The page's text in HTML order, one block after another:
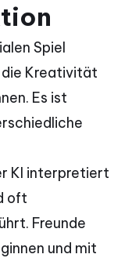
Spiel
die Kreativität
Es ist
KI interpretiert
oft
Freunde
und mit